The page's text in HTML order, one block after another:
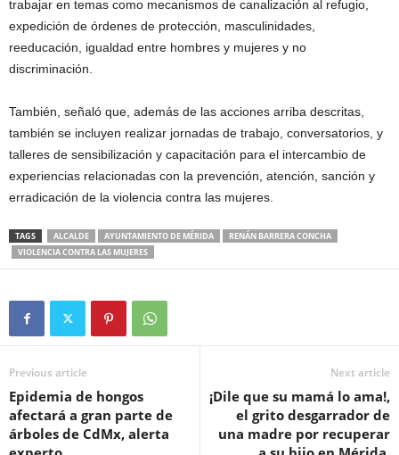
trabajar en temas como mecanismos de canalización al refugio,
expedición de órdenes de protección, masculinidades,
reeducación, igualdad entre hombres y mujeres y no
discriminación.
También, señaló que, además de las acciones arriba descritas,
también se incluyen realizar jornadas de trabajo, conversatorios, y
talleres de sensibilización y capacitación para el intercambio de
experiencias relacionadas con la prevención, atención, sanción y
erradicación de la violencia contra las mujeres.
TAGS ALCALDE AYUNTAMIENTO DE MÉRIDA
RENÁN BARRERA CONCHA
VIOLENCIA CONTRA LAS MUJERES
Previous article
Epidemia de hongos
afectará a gran parte de
árboles de CdMx, alerta
Next article
¡Dile que su mamá lo ama!,
el grito desgarrador de
una madre por recuperar